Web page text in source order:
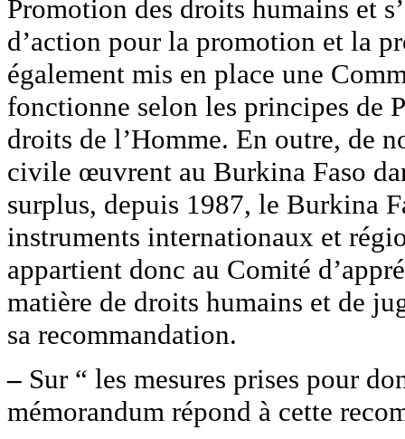
Promotion des droits humains et
d’action pour la promotion et la
également mis en place une
fonctionne selon les principes de
droits de l’Homme. En outre, de
civile œuvrent au Burkina Faso
surplus, depuis 1987, le Burkina
instruments internationaux et
appartient donc au Comité
matière de droits humains et de
sa recommandation.
– Sur “ les mesures prises pour
mémorandum répond à cette